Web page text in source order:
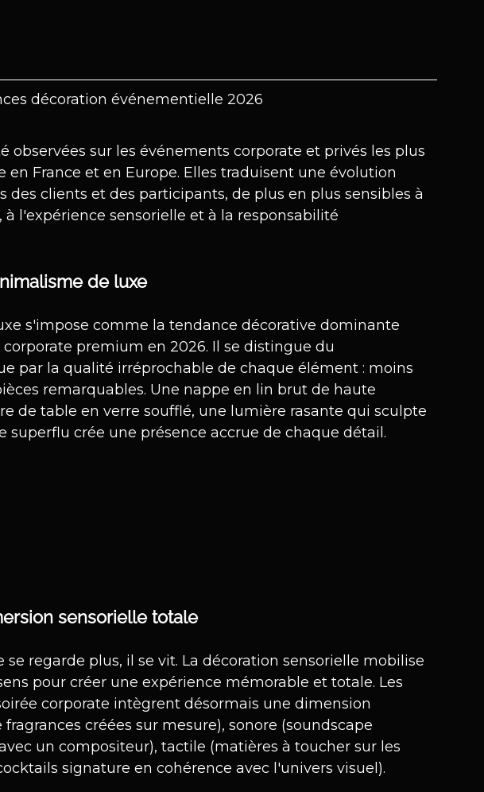
décoration événementielle 2026
observées sur les événements corporate et privés les plus
en France et en Europe. Elles traduisent une évolution
des clients et des participants, de plus en plus sensibles à
à l'expérience sensorielle et à la responsabilité
de luxe
s'impose comme la tendance décorative dominante
premium en 2026. Il se distingue du
par la qualité irréprochable de chaque élément : moins
remarquables. Une nappe en lin brut de haute
de table en verre soufflé, une lumière rasante qui sculpte
superflu crée une présence accrue de chaque détail.
sensorielle totale
se regarde plus, il se vit. La décoration sensorielle mobilise
pour créer une expérience mémorable et totale. Les
corporate intègrent désormais une dimension
créées sur mesure), sonore (soundscape
un compositeur), tactile (matières à toucher sur les
signature en cohérence avec l'univers visuel).